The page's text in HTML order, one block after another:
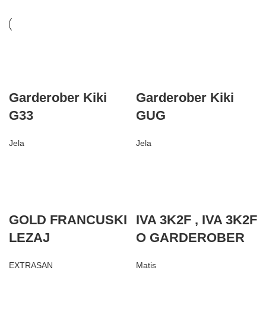
Garderober Kiki
G33
Jela
Garderober Kiki
GUG
Jela
GOLD FRANCUSKI
LEZAJ
EXTRASAN
IVA 3K2F , IVA 3K2F
O GARDEROBER
Matis